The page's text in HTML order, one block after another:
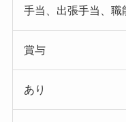
手当、出張手当、職
賞与
あり